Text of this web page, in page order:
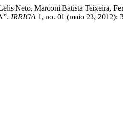
Neto, Marconi Batista Teixeira,
IRRIGA 1, no. 01 (maio 23, 2012):